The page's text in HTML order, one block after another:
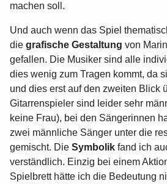
machen soll.
Und auch wenn das Spiel
die grafische Gestaltung von
gefallen. Die Musiker sind alle
dies wenig zum Tragen kommt, da
und dies erst auf den zweiten Blick
Gitarrenspieler sind leider sehr
keine Frau), bei den Sängerinnen
zwei männliche Sänger unter die
gemischt. Die Symbolik fand ich
verständlich. Einzig bei einem
Spielbrett hätte ich die Bedeutung